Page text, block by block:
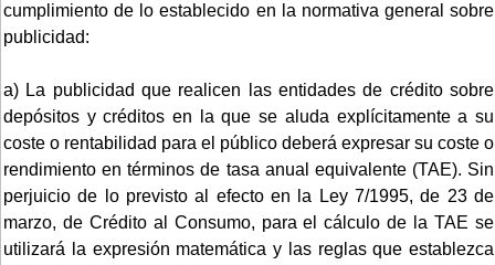
cumplimiento de lo establecido en la normativa general sobre
publicidad:
a) La publicidad que realicen las entidades de crédito sobre
depósitos y créditos en la que se aluda explícitamente a su
coste o rentabilidad para el público deberá expresar su coste o
rendimiento en términos de tasa anual equivalente (TAE). Sin
perjuicio de lo previsto al efecto en la Ley 7/1995, de 23 de
marzo, de Crédito al Consumo, para el cálculo de la TAE se
utilizará la expresión matemática y las reglas que establezca